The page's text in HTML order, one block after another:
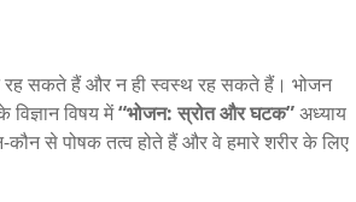
रह सकते हैं और न ही स्वस्थ रह सकते हैं। भोजन
विज्ञान विषय में“भोजन: स्रोत और घटक”अध्याय
से पोषक तत्व होते हैं और वे हमारे शरीर के लिए